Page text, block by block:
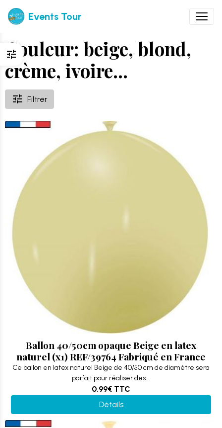
Events Tour
Couleur: beige, blond,
crème, ivoire...
Filtrer
Ballon 40/50cm opaque Beige en latex
naturel (x1) REF/39764 Fabriqué en France
Ce ballon en latex naturel Beige de 40/50 cm de diamètre sera
parfait pour réaliser des...
0.99€ TTC
Détails